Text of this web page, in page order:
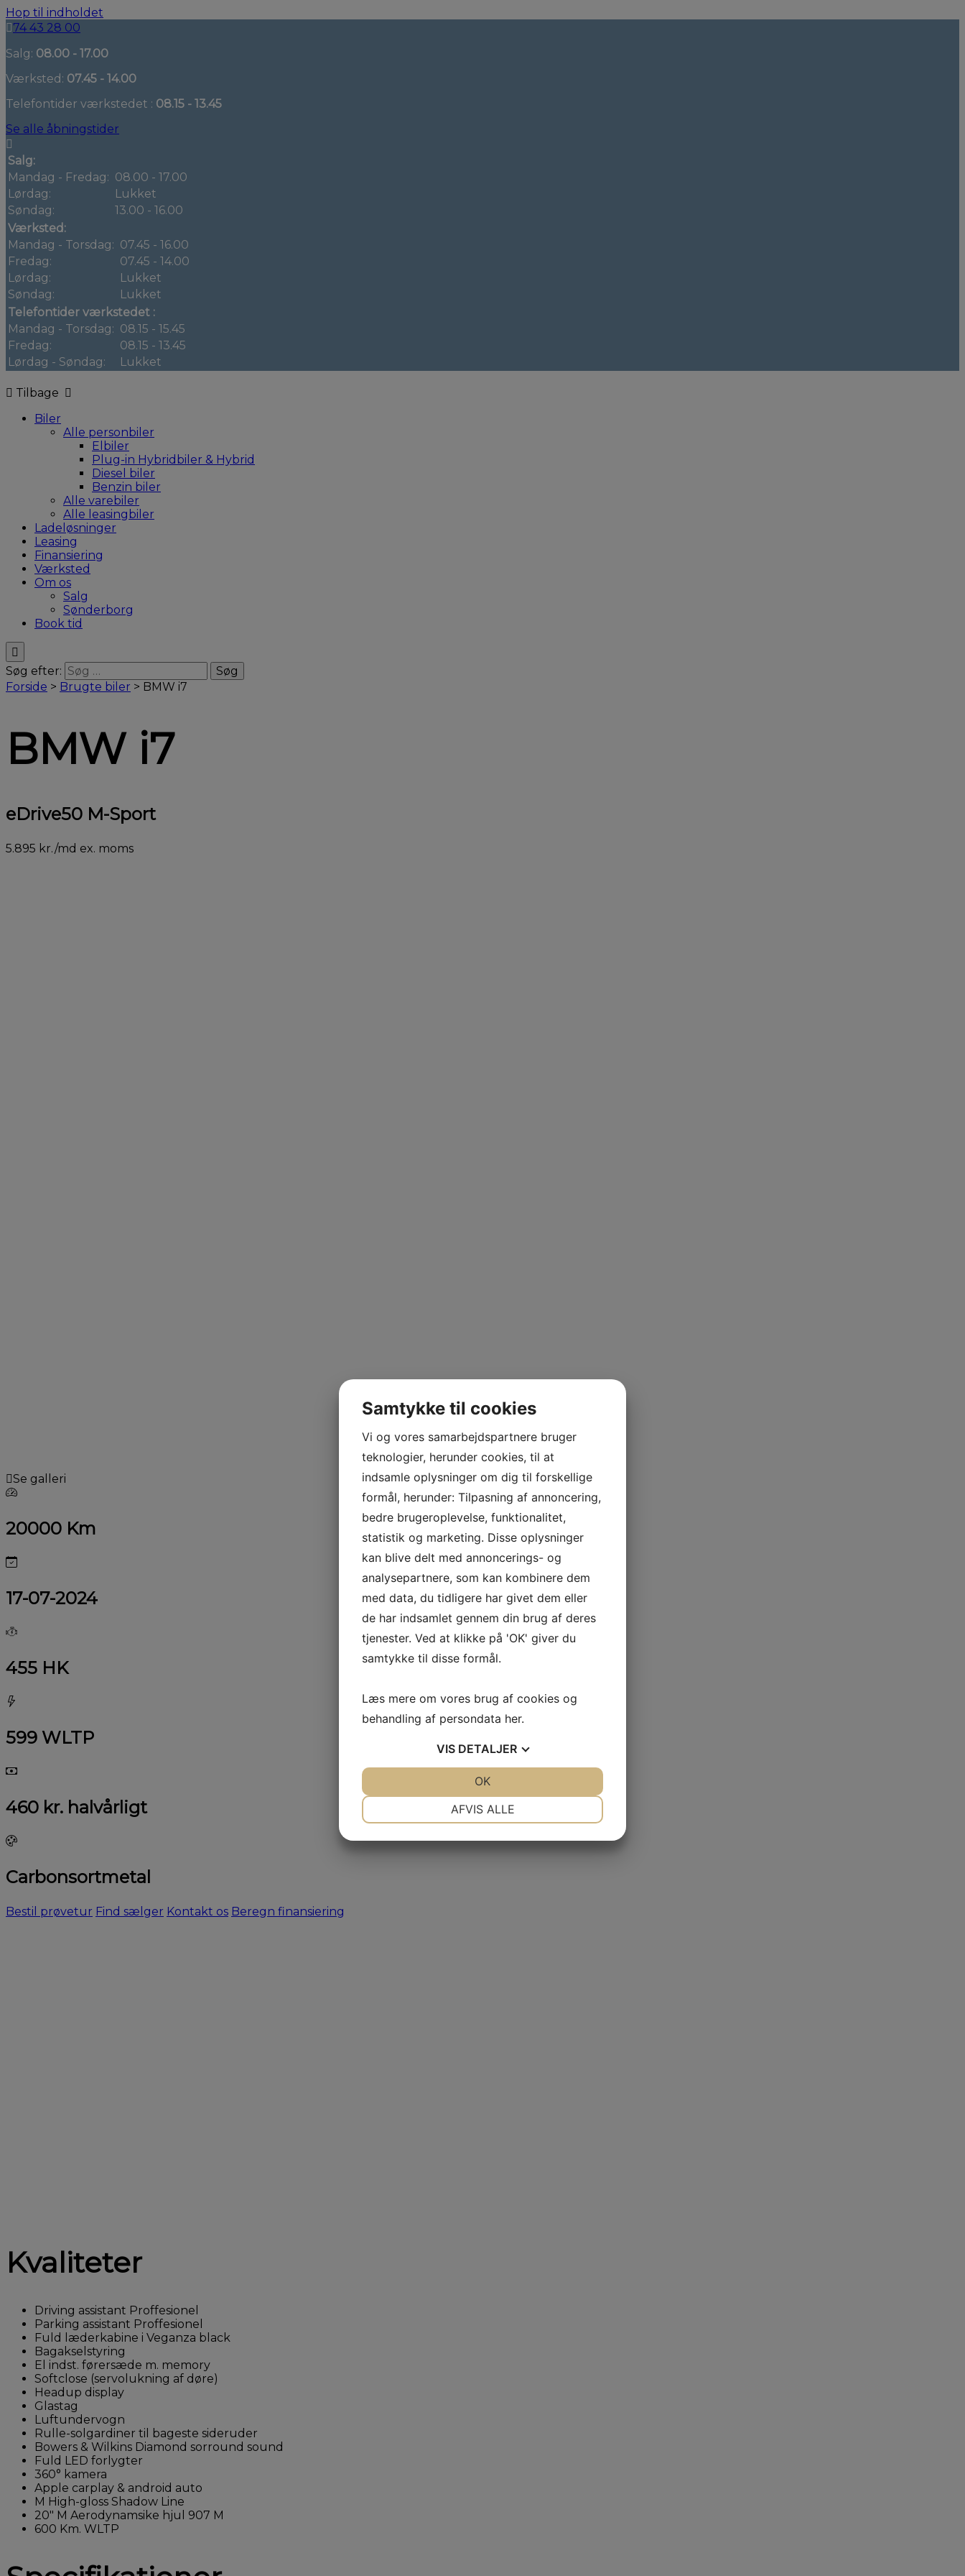
Hop til indholdet
74 43 28 00
Salg: 08.00 - 17.00
Værksted: 07.45 - 14.00
Telefontider værkstedet : 08.15 - 13.45
Se alle åbningstider
Salg:
Mandag - Fredag: 08.00 - 17.00
Lørdag:
Lukket
Søndag:
13.00 - 16.00
Værksted:
Mandag - Torsdag: 07.45 - 16.00
Fredag:
07.45 - 14.00
Lørdag:
Lukket
Søndag:
Lukket
Telefontider værkstedet :
Mandag - Torsdag: 08.15 - 15.45
Fredag:
08.15 - 13.45
Lørdag - Søndag:
Lukket
Tilbage
Biler
Alle personbiler
Elbiler
Plug-in Hybridbiler & Hybrid
Diesel biler
Benzin biler
Alle varebiler
Alle leasingbiler
Ladeløsninger
Leasing
Finansiering
Værksted
Om os
Salg
Sønderborg
Book tid
Søg efter:
Forside > Brugte biler > BMW i7
BMW i7
eDrive50 M-Sport
5.895 kr./md ex. moms
Se galleri
20000 Km
17-07-2024
455 HK
599 WLTP
460 kr. halvårligt
Carbonsortmetal
Bestil prøvetur Find sælger Kontakt os Beregn finansiering
Kvaliteter
Driving assistant Proffesionel
Parking assistant Proffesionel
Fuld læderkabine i Veganza black
Bagakselstyring
El indst. førersæde m. memory
Softclose (servolukning af døre)
Headup display
Glastag
Luftundervogn
Rulle-solgardiner til bageste sideruder
Bowers & Wilkins Diamond sorround sound
Fuld LED forlygter
360° kamera
Apple carplay & android auto
M High-gloss Shadow Line
20" M Aerodynamsike hjul 907 M
600 Km. WLTP
Samtykke til cookies
Vi og vores samarbejdspartnere bruger
teknologier, herunder cookies, til at
indsamle oplysninger om dig til forskellige
formål, herunder: Tilpasning af annoncering,
bedre brugeroplevelse, funktionalitet,
statistik og marketing. Disse oplysninger
kan blive delt med annoncerings- og
analysepartnere, som kan kombinere dem
med data, du tidligere har givet dem eller
de har indsamlet gennem din brug af deres
tjenester. Ved at klikke på 'OK' giver du
samtykke til disse formål.
Læs mere om vores brug af cookies og
behandling af persondata her.
VIS DETALJER
AFVIS ALLE
OK